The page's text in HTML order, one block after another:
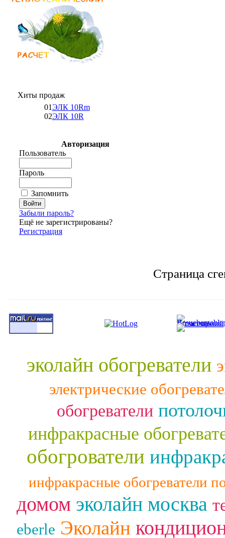
Хиты продаж
01ЭЛК 10Rm
02ЭЛК 10R
Авторизация
Пользователь
Пароль
Запомнить
Забыли пароль?
Ещё не зарегистрированы?
Регистрация
Страница
эколайн обогреватели
электрические
обогреватели
инфракрасные
обогрователи
инфракрасные обогреватели
домом эколайн москва
eberle Эколайн